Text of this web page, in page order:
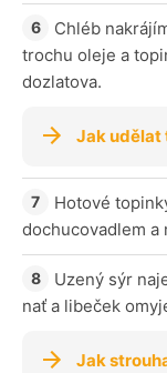
Chléb
trochu oleje a
dozlatova.
Jak udělat
Hotové
dochucovadlem a
Uzený sýr
nať a libeček
Jak